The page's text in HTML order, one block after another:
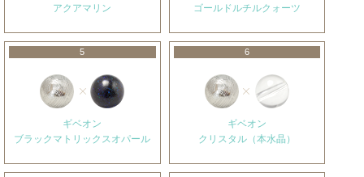
アクアマリン
ゴールドルチルクォーツ
5
ギベオン
ブラックマトリックスオパール
6
ギベオン
クリスタル（本水晶）